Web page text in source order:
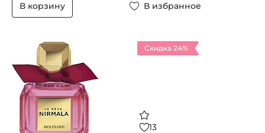
В корзину В избранное
Скидка 24%
13